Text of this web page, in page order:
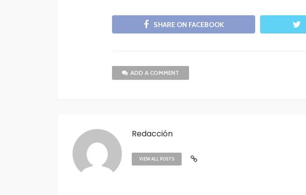
SHARE ON FACEBOOK
ADD A COMMENT
Redacción
VIEW ALL POSTS